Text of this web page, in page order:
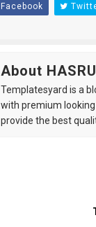
Facebook
About
Templatesyard is a
with premium
provide the best